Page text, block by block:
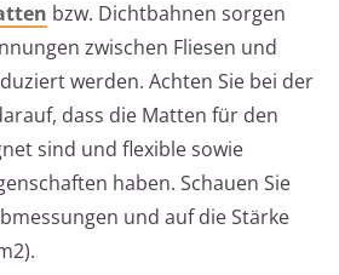
bzw. Dichtbahnen sorgen
zwischen Fliesen und
werden. Achten Sie bei der
dass die Matten für den
sind und flexible sowie
haben. Schauen Sie
und auf die Stärke